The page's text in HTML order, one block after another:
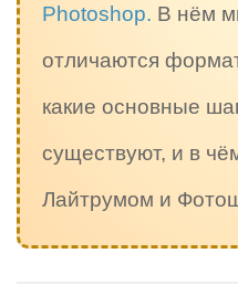
Photoshop. В нём
отличаются
какие основные
существуют, и в
Лайтрумом и